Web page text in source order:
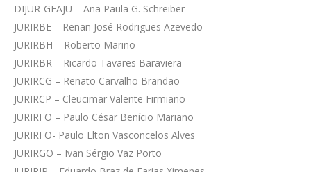
DIJUR-GEAJU – Ana Paula G. Schreiber
JURIRBE – Renan José Rodrigues Azevedo
JURIRBH – Roberto Marino
JURIRBR – Ricardo Tavares Baraviera
JURIRCG – Renato Carvalho Brandão
JURIRCP – Cleucimar Valente Firmiano
JURIRFO – Paulo César Benício Mariano
JURIRFO- Paulo Elton Vasconcelos Alves
JURIRGO – Ivan Sérgio Vaz Porto